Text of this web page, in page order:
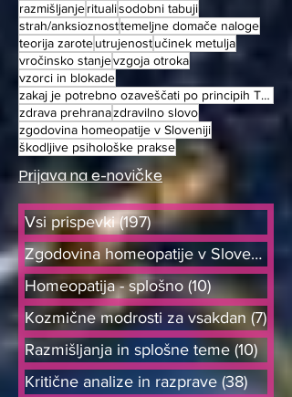
razmišljanjeritualisodobni tabuji
strah/anksioznosttemeljne domače naloge
teorija zaroteutrujenostučinek metulja
vročinsko stanjevzgoja otroka
vzorci in blokade
zakaj je potrebno ozaveščati po principih TOT
zdrava prehranazdravilno slovo
zgodovina homeopatije v Sloveniji
škodljive psihološke prakse
Prijava na e-novičke
Vsi prispevki (197)197 objav
Zgodovina homeopatije v Sloveniji
(9)
Homeopatija - splošno (10)10 objav
Kozmične modrosti za vsakdan (7)
Razmišljanja in splošne teme (10)10
Kritične analize in razprave (38)38